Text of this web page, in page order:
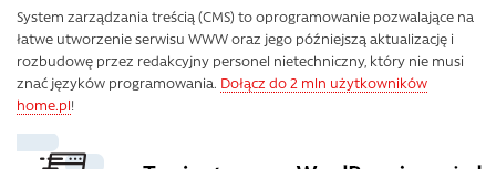
System zarządzania treścią (CMS) to oprogramowanie pozwalające na
łatwe utworzenie serwisu WWW oraz jego późniejszą aktualizację i
rozbudowę przez redakcyjny personel nietechniczny, który nie musi
znać języków programowania. Dołącz do 2 mln użytkowników
home.pl!